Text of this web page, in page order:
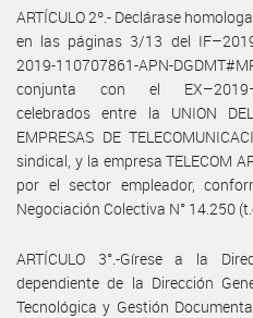
ARTÍCULO 2º.- Declárase
en las páginas 3/13 del
2019-110707861-APN-
conjunta con el
celebrados entre la UNION
EMPRESAS DE
sindical, y la empresa TELECOM
por el sector empleador,
Negociación Colectiva N° 14.250
ARTÍCULO 3°.-Gírese a la
dependiente de la Dirección
Tecnológica y Gestión